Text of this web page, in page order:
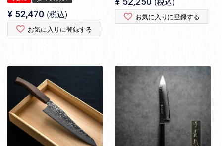
¥ 52,470 税込
お気に入りに登録する
お気に入りに登録する